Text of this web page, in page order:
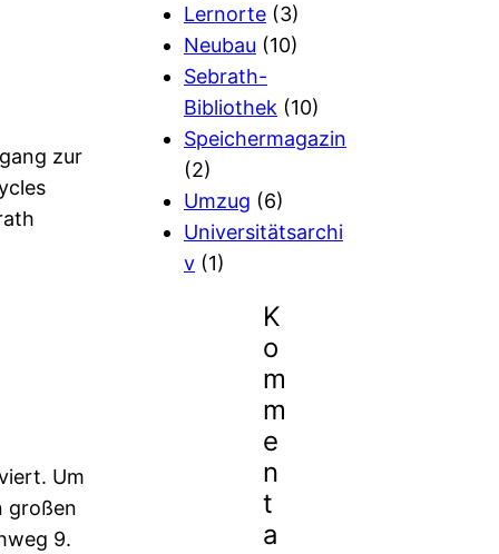
zur
Um
großen
9.
Lernorte (3)
Neubau (10)
Sebrath-
Bibliothek (10)
Speichermagazin
(2)
Umzug (6)
Universitätsarchi
v (1)
K
o
m
m
e
n
t
a